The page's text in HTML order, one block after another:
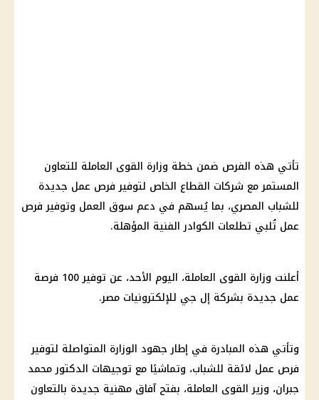
تأتي هذه الفرص ضمن خطة وزارة القوى العاملة للتعاون
المستمر مع شركات القطاع الخاص لتوفير فرص عمل جديدة
للشباب المصري، بما يُسهم في دعم سوق العمل وتوفير فرص
عمل تُلبي تطلعات الكوادر الفنية المؤهلة.
أعلنت وزارة القوى العاملة، اليوم الأحد، عن توفير 100 فرصة
عمل جديدة بشركة إل جي للإلكترونيات مصر.
وتأتي هذه المبادرة في إطار جهود الوزارة المتواصلة لتوفير
فرص عمل لائقة للشباب، وتماشيًا مع توجيهات الدكتور محمد
جبران، وزير القوى العاملة، بفتح آفاق مهنية جديدة بالتعاون